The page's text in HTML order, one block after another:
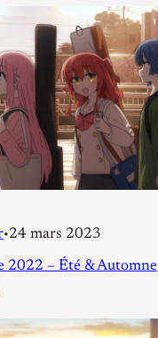
•24 mars 2023
2022 – Été & Automne